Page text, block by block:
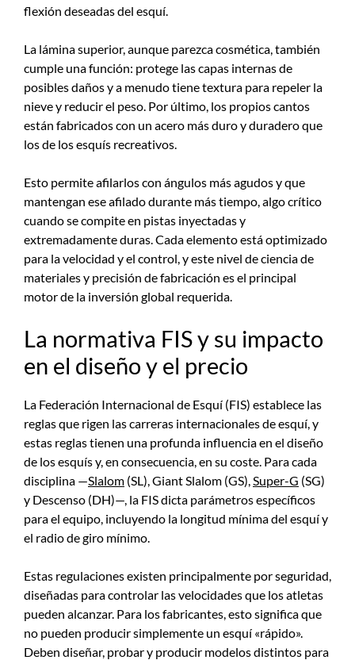
flexión deseadas del esquí.
La lámina superior, aunque parezca cosmética, también
cumple una función: protege las capas internas de
posibles daños y a menudo tiene textura para repeler la
nieve y reducir el peso. Por último, los propios cantos
están fabricados con un acero más duro y duradero que
los de los esquís recreativos.
Esto permite afilarlos con ángulos más agudos y que
mantengan ese afilado durante más tiempo, algo crítico
cuando se compite en pistas inyectadas y
extremadamente duras. Cada elemento está optimizado
para la velocidad y el control, y este nivel de ciencia de
materiales y precisión de fabricación es el principal
motor de la inversión global requerida.
La normativa FIS y su impacto
en el diseño y el precio
La Federación Internacional de Esquí (FIS) establece las
reglas que rigen las carreras internacionales de esquí, y
estas reglas tienen una profunda influencia en el diseño
de los esquís y, en consecuencia, en su coste. Para cada
disciplina —Slalom (SL), Giant Slalom (GS),Super-G (SG)
y Descenso (DH)—, la FIS dicta parámetros específicos
para el equipo, incluyendo la longitud mínima del esquí y
el radio de giro mínimo.
Estas regulaciones existen principalmente por seguridad,
diseñadas para controlar las velocidades que los atletas
pueden alcanzar. Para los fabricantes, esto significa que
no pueden producir simplemente un esquí «rápido».
Deben diseñar, probar y producir modelos distintos para